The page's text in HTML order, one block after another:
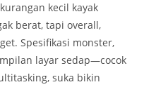
kecil kayak
berat, tapi overall,
Spesifikasi monster,
layar sedap—cocok
suka bikin